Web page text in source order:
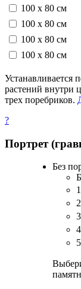
100 х 80 см
100 х 80 см
100 х 80 см
100 х 80 см
Устанавливается
растений внутри
трех поребриков.
?
Портрет
Без